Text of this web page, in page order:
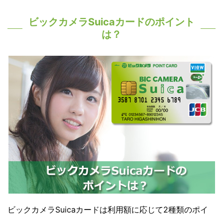
ビックカメラSuicaカードのポイント
は？
ビックカメラSuicaカードは利用額に応じて2種類のポイ